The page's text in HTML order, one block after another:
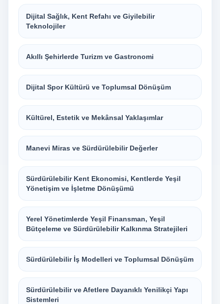
Dijital Sağlık, Kent Refahı ve Giyilebilir
Teknolojiler
Akıllı Şehirlerde Turizm ve Gastronomi
Dijital Spor Kültürü ve Toplumsal Dönüşüm
Kültürel, Estetik ve Mekânsal Yaklaşımlar
Manevi Miras ve Sürdürülebilir Değerler
Sürdürülebilir Kent Ekonomisi, Kentlerde Yeşil
Yönetişim ve İşletme Dönüşümü
Yerel Yönetimlerde Yeşil Finansman, Yeşil
Bütçeleme ve Sürdürülebilir Kalkınma Stratejileri
Sürdürülebilir İş Modelleri ve Toplumsal Dönüşüm
Sürdürülebilir ve Afetlere Dayanıklı Yenilikçi Yapı
Sistemleri